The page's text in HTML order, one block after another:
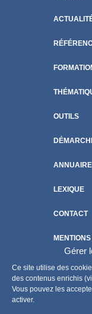
Gérer
Ce site utilise des
des contenus enrichis
Vous pouvez les
activer.
OUTILS
ANNUAIRE
LEXIQUE
CONTACT